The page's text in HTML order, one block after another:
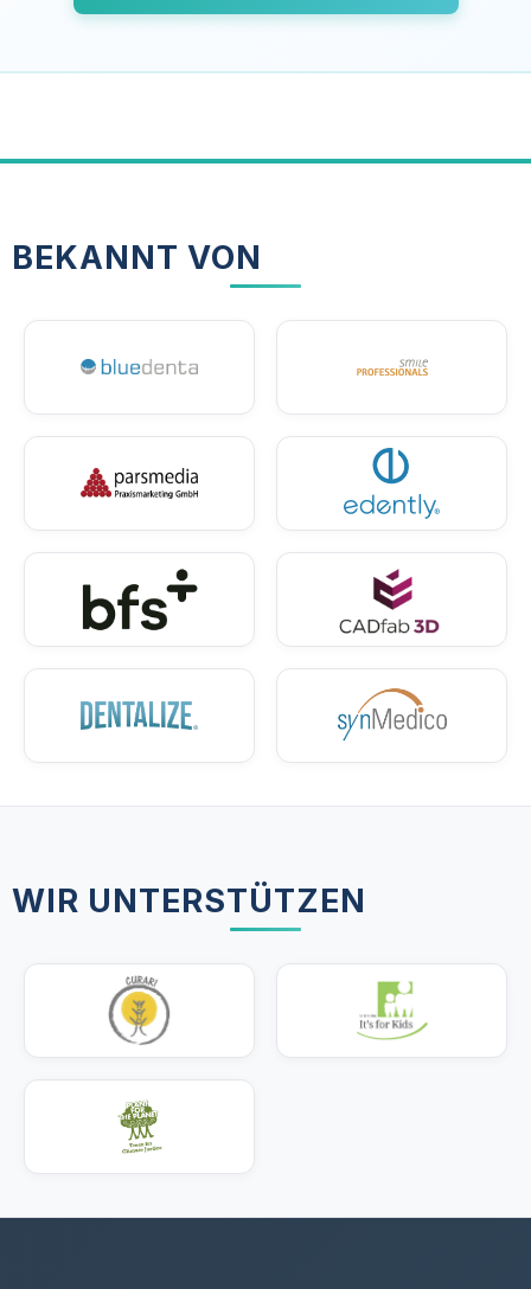
BEKANNT VON
WIR UNTERSTÜTZEN